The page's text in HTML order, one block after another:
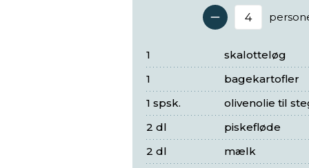
Antal
skalotteløg
1
bagekartofler
1
olivenolie til
1 spsk.
piskefløde
2 dl
mælk
2 dl